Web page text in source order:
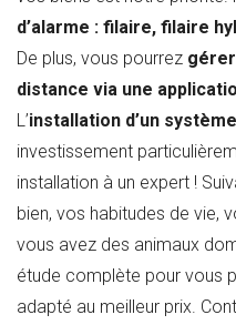
d’alarme : filaire, filaire
De plus, vous pourrez
distance via une
L’installation d’un
investissement
installation à un expert !
bien, vos habitudes de vie,
vous avez des animaux
étude complète pour vous
adapté au meilleur prix.